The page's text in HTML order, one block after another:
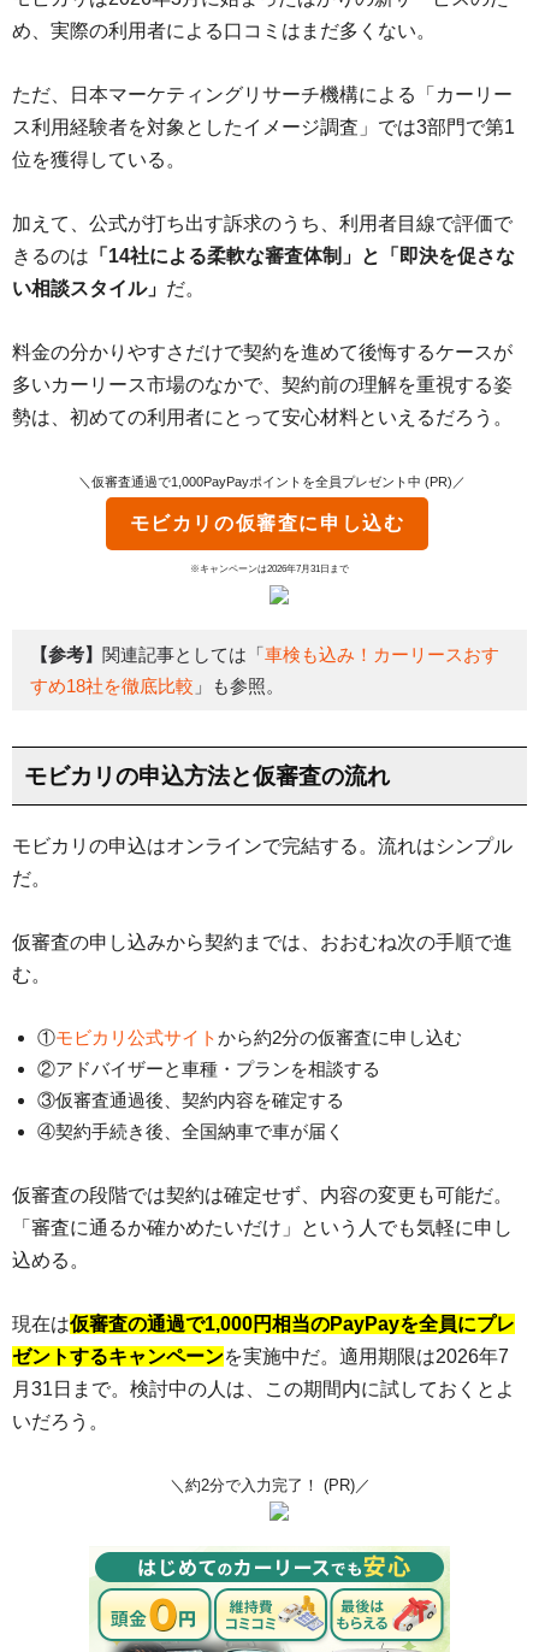
め、実際の利用者による口コミはまだ多くない。
ただ、日本マーケティングリサーチ機構による「カーリー
ス利用経験者を対象としたイメージ調査」では3部門で第1
位を獲得している。
加えて、公式が打ち出す訴求のうち、利用者目線で評価で
きるのは 「14社による柔軟な審査体制」と「即決を促さな
い相談スタイル」 だ。
料金の分かりやすさだけで契約を進めて後悔するケースが
多いカーリース市場のなかで、契約前の理解を重視する姿
勢は、初めての利用者にとって安心材料といえるだろう。
＼仮審査通過で1,000PayPayポイントを全員プレゼント中 (PR)／
モビカリ の仮審査に申し込む
※キャンペーンは2026年7月31日まで
【参考】 関連記事としては「車検も込み！カーリースおす
すめ18社を徹底比較 」も参照。
モビカリの申込方法と仮審査の流れ
モビカリの申込はオンラインで完結する。流れはシンプル
だ。
仮審査の申し込みから契約までは、おおむね次の手順で進
む。
①モビカリ公式サイトから約2分の仮審査に申し込む
②アドバイザーと車種・プランを相談する
③仮審査通過後、契約内容を確定する
④契約手続き後、全国納車で車が届く
仮審査の段階では契約は確定せず、内容の変更も可能だ。
「審査に通るか確かめたいだけ」という人でも気軽に申し
込める。
現在は仮審査の通過で1,000円相当のPayPayを全員にプレ
ゼントするキャンペーンを実施中だ。適用期限は2026年7
月31日まで。検討中の人は、この期間内に試しておくとよ
いだろう。
＼約2分で入力完了！ (PR)／